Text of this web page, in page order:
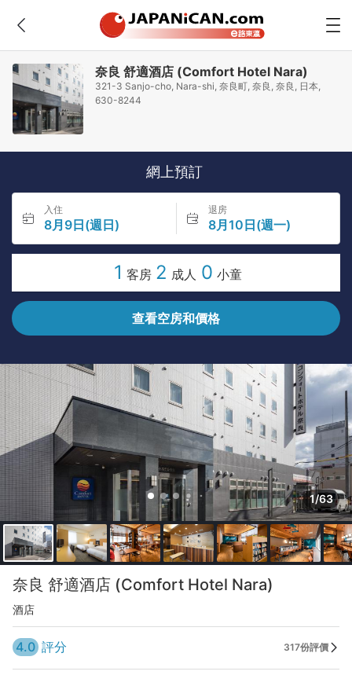
奈良 舒適酒店 (Comfort Hotel Nara)
321-3 Sanjo-cho, Nara-shi, 奈良町, 奈良, 奈良, 日本,
630-8244
網上預訂
入住
8月9日(週日)
退房
8月10日(週一)
1 客房 2 成人 0 小童
查看空房和價格
1/63
奈良 舒適酒店 (Comfort Hotel Nara)
酒店
4.0 評分 317份評價